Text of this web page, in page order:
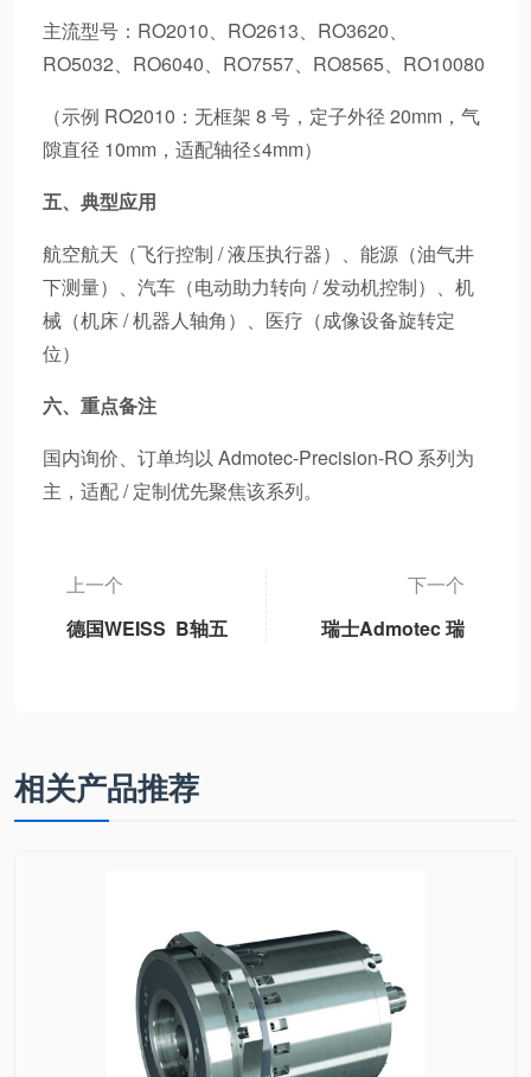
主流型号：RO2010、RO2613、RO3620、
RO5032、RO6040、RO7557、RO8565、RO10080
（示例 RO2010：无框架 8 号，定子外径 20mm，气
隙直径 10mm，适配轴径≤4mm）
五、典型应用
航空航天（飞行控制 / 液压执行器）、能源（油气井
下测量）、汽车（电动助力转向 / 发动机控制）、机
械（机床 / 机器人轴角）、医疗（成像设备旋转定
位）
六、重点备注
国内询价、订单均以 Admotec-Precision-RO 系列为
主，适配 / 定制优先聚焦该系列。
上一个
德国WEISS B轴五
重型B轴、3DB6通
用型B轴
下一个
瑞士Admotec 瑞
相关产品推荐